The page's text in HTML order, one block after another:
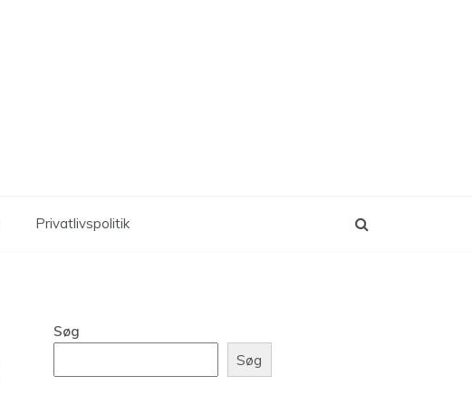
Privatlivspolitik
Søg
Søg